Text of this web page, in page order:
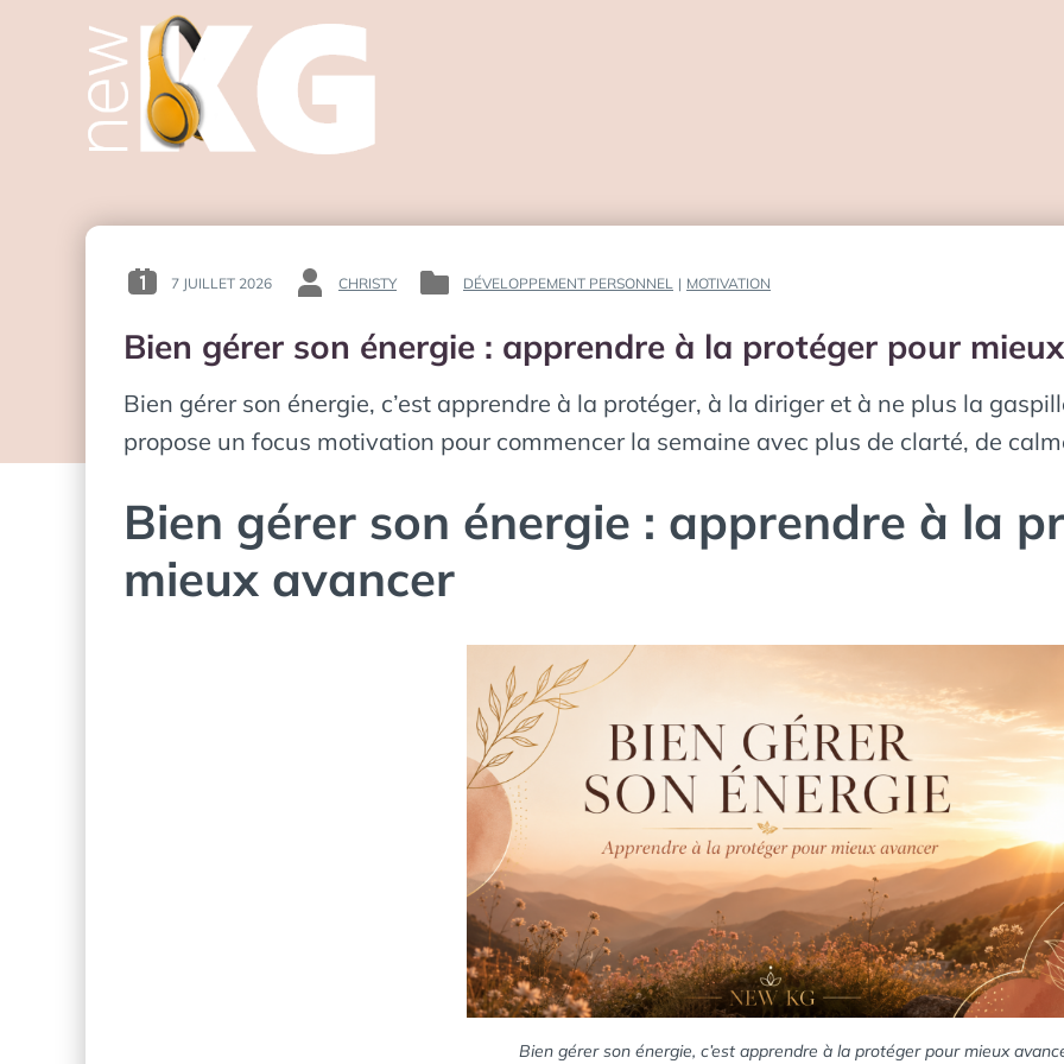
POSTED
7 JUILLET 2026
BY
CHRISTY
POSTED
DÉVELOPPEMENT PERSONNEL | MOTIVATION
Bien gérer son énergie : apprendre à la protéger pour
Bien gérer son énergie, c’est apprendre à la protéger, à la diriger et à ne plus la
propose un focus motivation pour commencer la semaine avec plus de clarté, de
Bien gérer son énergie : apprendre à la
mieux avancer
Bien gérer son énergie, c’est apprendre à la protéger pour mieux